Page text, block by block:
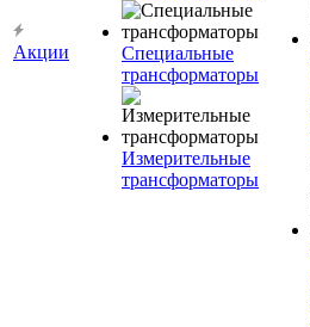
Акции
Специальные
трансформаторы
Измерительные
трансформаторы